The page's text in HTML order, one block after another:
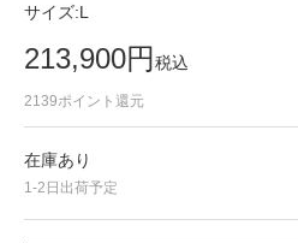
サイズ:L
213,900円税込
2139ポイント還元
在庫あり
1-2日出荷予定